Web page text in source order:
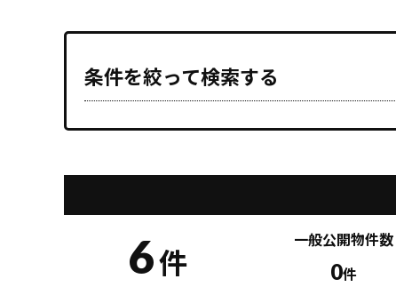
条件を絞って検索する
6件
一般公開物件数
0件